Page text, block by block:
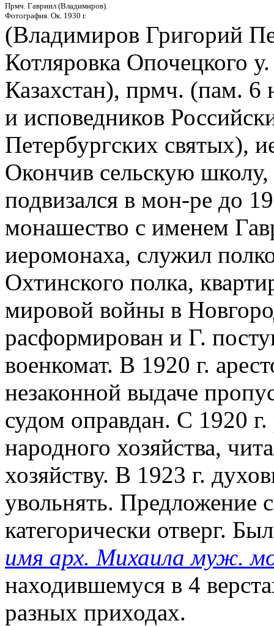
Прмч. Гавриил (Владимиров).
Фотография. Ок. 1930 г.
(Владимиров Григорий
Котляровка Опочецкого
Казахстан), прмч. (пам. 6
и исповедников
Петербургских святых),
Окончив сельскую
подвизался в мон-ре до
монашество с именем
иеромонаха, служил
Охтинского полка,
мировой войны в
расформирован и Г.
военкомат. В 1920 г.
незаконной выдаче
судом оправдан. С 1920 г.
народного хозяйства,
хозяйству. В 1923 г.
увольнять. Предложение
категорически отверг.
имя арх. Михаила муж.
находившемуся в 4
разных приходах.